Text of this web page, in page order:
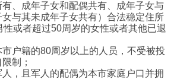
、成年子女和配偶共有、成年子女与
与其未成年子女共有）合法稳定住所
或者超过50周岁的女性或者其他已退
市户籍的80周岁以上的人员，不受被投
制；
人，且军人的配偶为本市家庭户口并拥